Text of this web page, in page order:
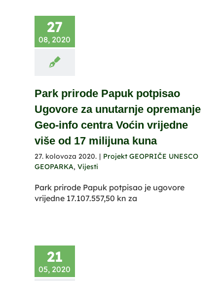
27
08, 2020
Park prirode Papuk potpisao
Ugovore za unutarnje opremanje
Geo-info centra Voćin vrijedne
više od 17 milijuna kuna
27. kolovoza 2020. | Projekt GEOPRIČE UNESCO
GEOPARKA, Vijesti
Park prirode Papuk potpisao je ugovore
vrijedne 17.107.557,50 kn za
21
05, 2020